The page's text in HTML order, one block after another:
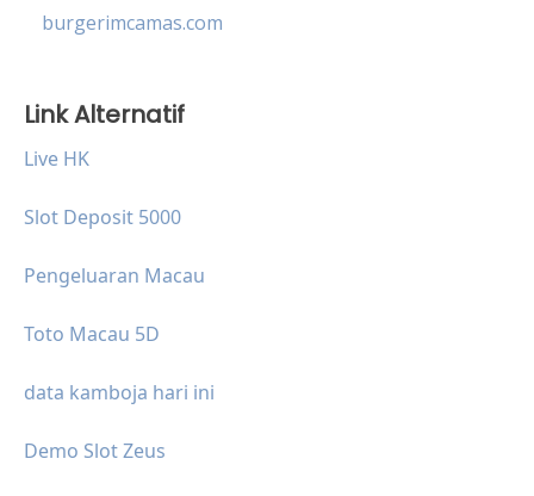
burgerimcamas.com
Link Alternatif
Live HK
Slot Deposit 5000
Pengeluaran Macau
Toto Macau 5D
data kamboja hari ini
Demo Slot Zeus